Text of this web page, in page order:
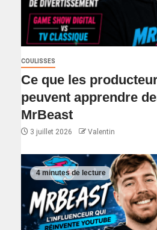
COULISSES
Ce que les
peuvent apprendre
MrBeast
3 juillet 2026 Valentin
4 minutes de lecture